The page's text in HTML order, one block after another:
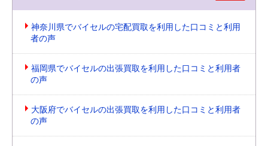
神奈川県でバイセルの宅配買取を利用した口コミと利用
者の声
福岡県でバイセルの出張買取を利用した口コミと利用者
の声
大阪府でバイセルの出張買取を利用した口コミと利用者
の声